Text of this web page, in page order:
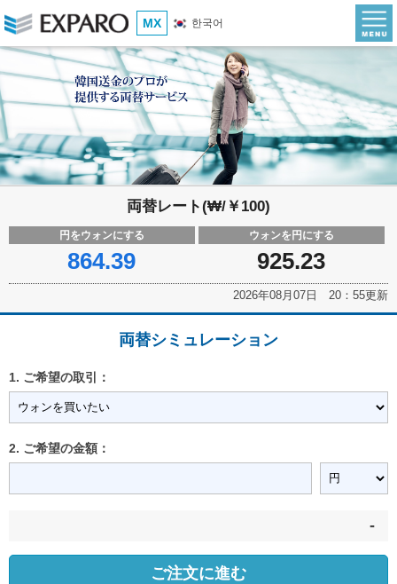
MX 한국어
両替レート(₩/￥100)
円をウォンにする
864.39
ウォンを円にする
925.23
2026年08月07日 20：55更新
両替シミュレーション
1. ご希望の取引：
2. ご希望の金額：
-
ご注文に進む